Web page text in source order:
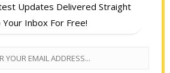
Updates Delivered Straight
Your Inbox For Free!